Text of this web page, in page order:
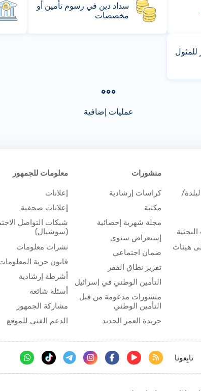
سداد دين في رسوم تأمين أو
مخصصات
عمليات إضافية
هيئات
منشورات
كراسات إرشادية
مكتبة
مجلة شهرية إحصائية
إستعراض سنوي
ضمان اجتماعي
تقرير نطاق الفقر
التأمين الوطني في إسرائيل
منشورات مدعومة من قبل
التأمين الوطني
جريدة العمر الجديد
معلومات للجمهور
إعلانات
إعلانات صحفية
شبكات التواصل
(سوشيال)
نشرات معلومات
قانون حرية
أشرطة إرشادية
أسئلة شائعة
مشاركة الجمهور
الدعم الفني للموقع
تابِعونا